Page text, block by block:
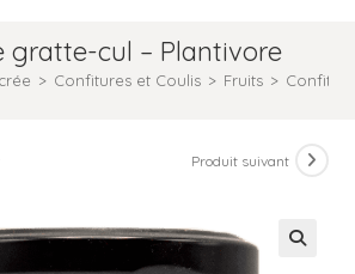
gratte-cul – Plantivore
> Confitures et Coulis > Fruits >
Produit suivant